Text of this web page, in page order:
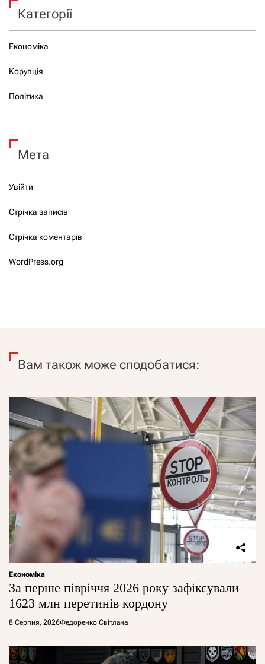
Категорії
Економіка
Корупція
Політика
Мета
Увійти
Стрічка записів
Стрічка коментарів
WordPress.org
Вам також може сподобатися:
Економіка
За перше півріччя 2026 року зафіксували
1623 млн перетинів кордону
8 Серпня, 2026Федоренко Світлана